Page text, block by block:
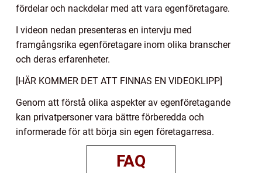
fördelar och nackdelar med att vara egenföretagare.
I videon nedan presenteras en intervju med
framgångsrika egenföretagare inom olika branscher
och deras erfarenheter.
[HÄR KOMMER DET ATT FINNAS EN VIDEOKLIPP]
Genom att förstå olika aspekter av egenföretagande
kan privatpersoner vara bättre förberedda och
informerade för att börja sin egen företagarresa.
FAQ